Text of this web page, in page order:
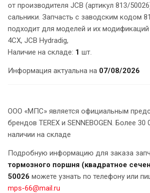
от производителя JCB (артикул 813/
сальники. Запчасть с заводским кодом
подходит для моделей и их модификаций
4CX, JCB Hydradig,
Наличие на складе: 1 шт.
Информация актуальна на 07/08/2026
ООО «МПС» является официальным
брендов TEREX и SENNEBOGEN. Более 30
наличии на складе
Подробную информацию для заказа
тормозного поршня (квадратное
50026 можете узнать по телефону или
mps-66@mail.ru